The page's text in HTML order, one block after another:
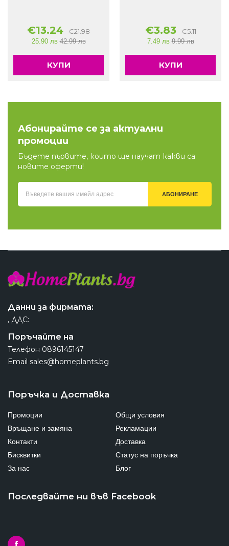
€13.24 €21.98
25.90 лв 42.99 лв
КУПИ
€3.83 €5.11
7.49 лв 9.99 лв
КУПИ
Абонирайте се за актуални
промоции
Бъдете първите, които ще научат какви са
новите оферти!
АБОНИРАНЕ
Данни за фирмата:
, ДДС:
Поръчайте на
Телефон 0896145147
Email sales@homeplants.bg
Поръчка и Доставка
Промоции
Общи условия
Връщане и замяна
Рекламации
Контакти
Доставка
Бисквитки
Статус на поръчка
За нас
Блог
Последвайте ни във Facebook